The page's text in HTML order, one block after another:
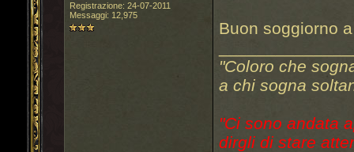
Registrazione: 24-07-2011
Messaggi: 12,975
Buon soggiorno
"Coloro che
a chi sogna
"Ci sono andata
dirgli di stare